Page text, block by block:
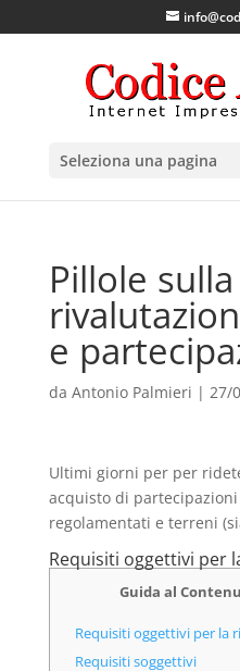
Seleziona una pagina
Pillole sulla
e
da Antonio Palmieri | 27/
Ultimi giorni per per
acquisto di
regolamentati e terreni
Requisiti oggettivi per
Guida al
Requisiti oggettivi per la
Requisiti soggettivi